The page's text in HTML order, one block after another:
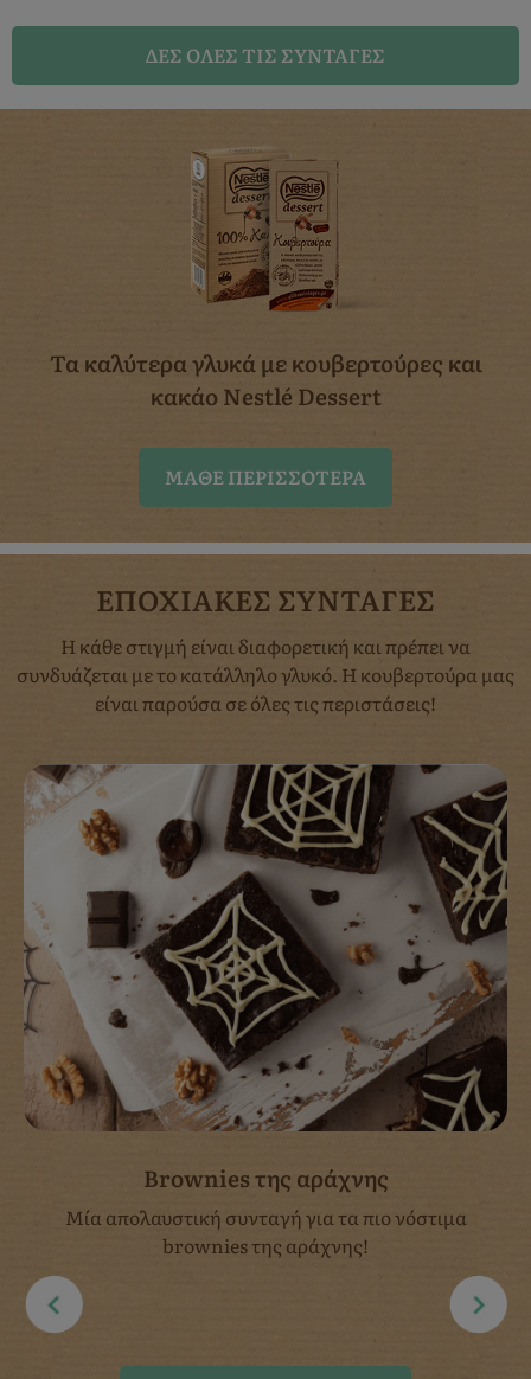
ΔΈΣ ΌΛΕΣ ΤΙΣ ΣΥΝΤΑΓΈΣ
Τα καλύτερα γλυκά με κουβερτούρες και
κακάο Nestlé Dessert
ΜΆΘΕ ΠΕΡΙΣΣΌΤΕΡΑ
ΕΠΟΧΙΑΚΕΣ ΣΥΝΤΑΓΕΣ
Η κάθε στιγμή είναι διαφορετική και πρέπει να
συνδυάζεται με το κατάλληλο γλυκό. Η κουβερτούρα μας
είναι παρούσα σε όλες τις περιστάσεις!
Brownies της αράχνης
Μία απολαυστική συνταγή για τα πιο νόστιμα
brownies της αράχνης!